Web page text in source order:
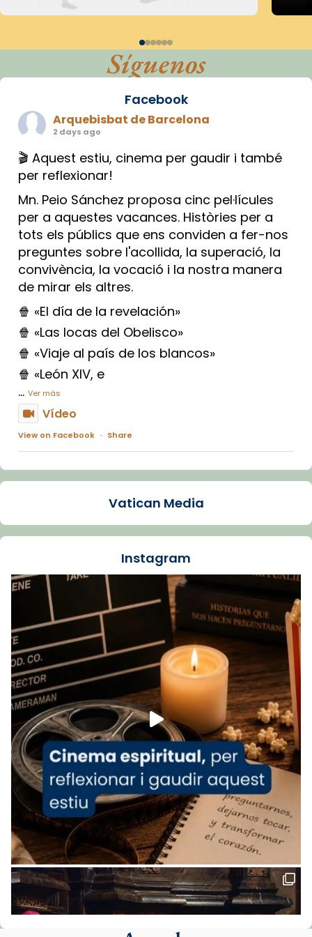
Síguenos
Facebook
Arquebisbat de Barcelona
2 days ago
🎬 Aquest estiu, cinema per gaudir i també
per reflexionar!
Mn. Peio Sánchez proposa cinc pel·lícules
per a aquestes vacances. Històries per a
tots els públics que ens conviden a fer-nos
preguntes sobre l'acollida, la superació, la
convivència, la vocació i la nostra manera
de mirar els altres.
🍿 «El día de la revelación»
🍿 «Las locas del Obelisco»
🍿 «Viaje al país de los blancos»
🍿 «León XIV, e
... Ver más
Vídeo
View on Facebook · Share
Arquebisbat de Barcelona
La Carmina va patir depressió. Fa gairebé
dos mesos, a l'Estadi Lluís Companys, la
Recupera l'entrevista comp
Vatican
tican News 👇
www.vaticannews.va/es/iglesia/news/2026-
07/carmina-historia-depresion-papa-viaje-
espana-testimoni...
Foto
View on Facebook · Share
Arquebisbat de Barcelona
1 week ago
«Avui les santes Juliana i Semproniana ens
ajuden a alçar la mirada»
Mons. Sergi Gordo, bisbe de Tortosa, ha
presidit aquest 27 de juliol la missa de Les
Santes de Mataró.
🔗tinyurl.com/cvu5jmbk
📸 J. Merino
Vatican Media
Instagram